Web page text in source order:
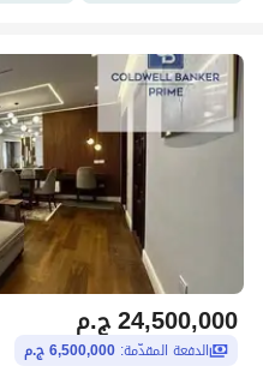
ج.م24,500,000
الدفعة المقدّمة: 6,500,000 ج.م